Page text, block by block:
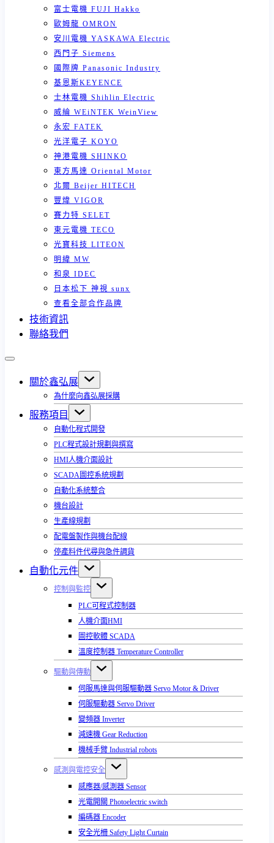
富士電機 FUJI Hakko
歐姆龍 OMRON
安川電機 YASKAWA Electric
西門子 Siemens
國際牌 Panasonic Industry
基恩斯KEYENCE
士林電機 Shihlin Electric
威綸 WEiNTEK WeinView
永宏 FATEK
光洋電子 KOYO
神港電機 SHINKO
東方馬達 Oriental Motor
北爾 Beijer HITECH
豐煒 VIGOR
賽力特 SELET
東元電機 TECO
光寶科技 LITEON
明緯 MW
和泉 IDEC
日本松下 神視 sunx
查看全部合作品牌
技術資訊
聯絡我們
關於鑫弘展
為什麼向鑫弘展採購
服務項目
自動化程式開發
PLC程式設計規劃與撰寫
HMI人機介面設計
SCADA圖控系統規劃
自動化系統整合
機台設計
生產線規劃
配電盤製作與機台配線
停產料件代尋與急件調貨
自動化元件
控制與監控
PLC可程式控制器
人機介面HMI
圖控軟體 SCADA
溫度控制器 Temperature Controller
驅動與傳動
伺服馬達與伺服驅動器 Servo Motor & Driver
伺服驅動器 Servo Driver
變頻器 Inverter
減速機 Gear Reduction
機械手臂 Industrial robots
感測與電控安全
感應器/感測器 Sensor
光電開關 Photoelectric switch
編碼器 Encoder
安全光柵 Safety Light Curtain